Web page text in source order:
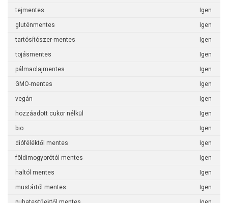
tejmentes Igen
gluténmentes Igen
tartósítószer-mentes Igen
tojásmentes Igen
pálmaolajmentes Igen
GMO-mentes Igen
vegán Igen
hozzáadott cukor nélkül Igen
bio Igen
dióféléktől mentes Igen
földimogyorótól mentes Igen
haltól mentes Igen
mustártól mentes Igen